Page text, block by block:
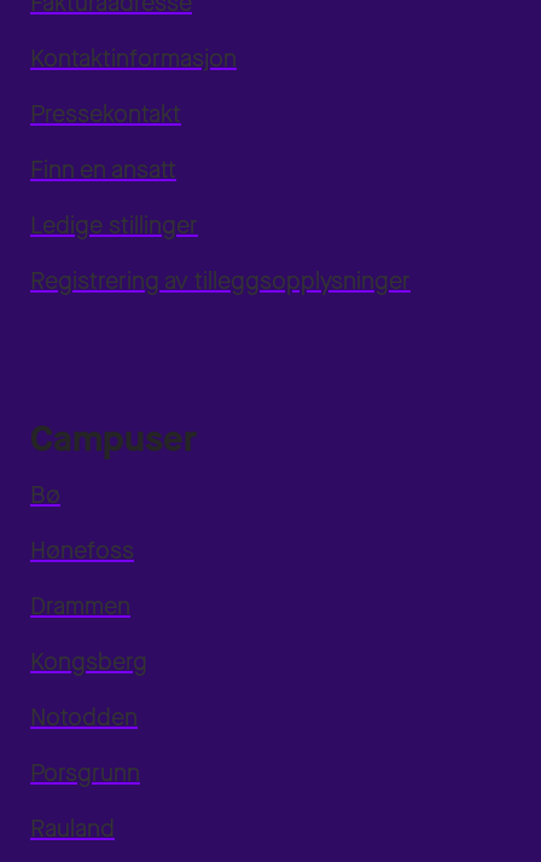
Kontaktinformasjon
Pressekontakt
Finn en ansatt
Ledige stillinger
Registrering av tilleggsopplysninger
Campuser
Bø
Hønefoss
Drammen
Kongsberg
Notodden
Porsgrunn
Rauland